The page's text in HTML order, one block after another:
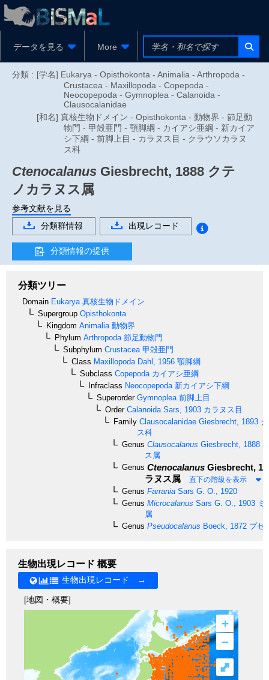
データを見る More
分類 : [学名] Eukarya - Opisthokonta - Animalia - Arthropoda -
Crustacea - Maxillopoda - Copepoda -
Neocopepoda - Gymnoplea - Calanoida -
Clausocalanidae
[和名] 真核生物ドメイン - Opisthokonta - 動物界 - 節足動
物門 - 甲殻亜門 - 顎脚綱 - カイアシ亜綱 - 新カイア
シ下綱 - 前脚上目 - カラヌス目 - クラウソカラヌ
ス科
Ctenocalanus Giesbrecht, 1888 クテ
ノカラヌス属
参考文献を見る
分類群情報
出現レコード
分類情報の提供
分類ツリー
Domain Eukarya 真核生物ドメイン
Supergroup Opisthokonta
Kingdom Animalia 動物界
Phylum Arthropoda 節足動物門
Subphylum Crustacea 甲殻亜門
Class Maxillopoda Dahl, 1956 顎脚綱
Subclass Copepoda カイアシ亜綱
Infraclass Neocopepoda 新カイアシ下綱
SuperorderGymnoplea 前脚上目
OrderCalanoida Sars, 1903 カラヌス目
Family Clausocalanidae Giesbrecht, 1893
ス科
Genus Clausocalanus Giesbrecht, 1888
ス属
Genus Ctenocalanus Giesbrecht,
ラヌス属
直下の階級を表示
Genus Farrania Sars G. O., 1920
Genus Microcalanus Sars G. O., 1903 ミ
属
Genus Pseudocalanus Boeck, 1872 プセ
生物出現レコード 概要
生物出現レコード →
[地図・概要]
+
–
⤢